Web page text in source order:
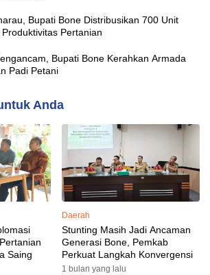
Bupati Bone Distribusikan 700 Unit
Pertanian
Bupati Bone Kerahkan Armada
Padi Petani
Anda
Saing
Daerah
Stunting Masih Jadi Ancaman
Generasi Bone, Pemkab
Perkuat Langkah Konvergensi
1 bulan yang lalu